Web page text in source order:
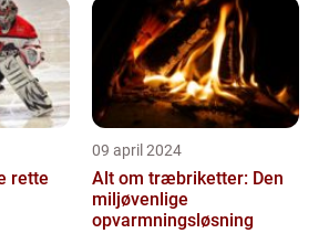
rette
09 april 2024
Alt om træbriketter: Den
miljøvenlige
opvarmningsløsning